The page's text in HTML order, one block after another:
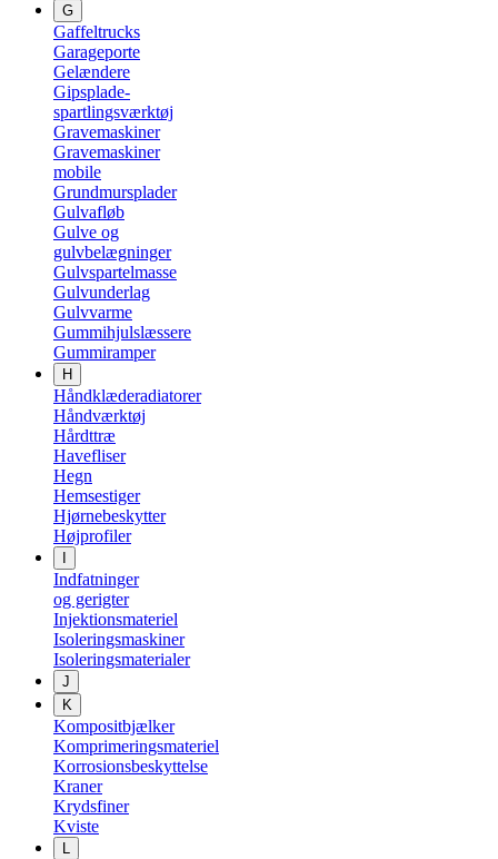
G
Gaffeltrucks
Garageporte
Gelændere
Gipsplade-
spartlingsværktøj
Gravemaskiner
Gravemaskiner
mobile
Grundmursplader
Gulvafløb
Gulve og
gulvbelægninger
Gulvspartelmasse
Gulvunderlag
Gulvvarme
Gummihjulslæssere
Gummiramper
H
Håndklæderadiatorer
Håndværktøj
Hårdttræ
Havefliser
Hegn
Hemsestiger
Hjørnebeskytter
Højprofiler
Indfatninger
og gerigter
Injektionsmateriel
Isoleringsmaskiner
Isoleringsmaterialer
J
K
Kompositbjælker
Komprimeringsmateriel
Korrosionsbeskyttelse
Kraner
Krydsfiner
Kviste
L